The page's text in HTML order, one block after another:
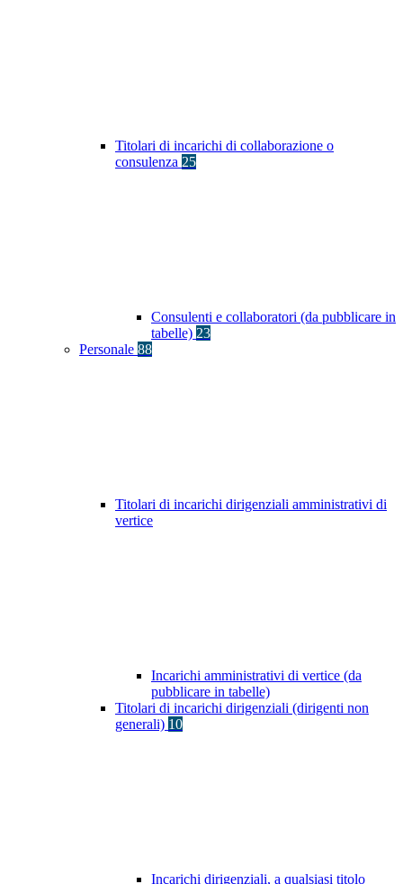
Titolari di incarichi di collaborazione o
consulenza 25
Consulenti e collaboratori (da pubblicare in
tabelle) 23
Personale 88
Titolari di incarichi dirigenziali amministrativi di
vertice
Incarichi amministrativi di vertice (da
pubblicare in tabelle)
Titolari di incarichi dirigenziali (dirigenti non
generali) 10
Incarichi dirigenziali, a qualsiasi titolo